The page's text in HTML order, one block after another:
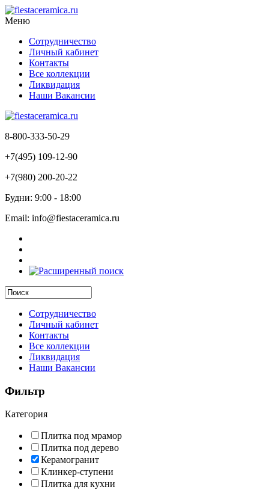
Меню
Сотрудничество
Личный кабинет
Контакты
Все коллекции
Ликвидация
Наши Вакансии
8-800-333-50-29
+7(495) 109-12-90
+7(980) 200-20-22
Будни: 9:00 - 18:00
Email: info@fiestaceramica.ru
Сотрудничество
Личный кабинет
Контакты
Все коллекции
Ликвидация
Наши Вакансии
Фильтр
Категория
Плитка под мрамор
Плитка под дерево
Керамогранит
Клинкер-ступени
Плитка для кухни